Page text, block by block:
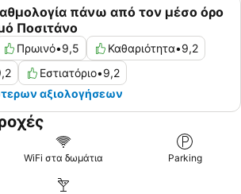
πάνω από τον μέσο όρο
Ποσιτάνο
Πρωινό•9,5 Καθαριότητα•9,2
Εστιατόριο•9,2
αξιολογήσεων
WiFi στα δωμάτια Parking